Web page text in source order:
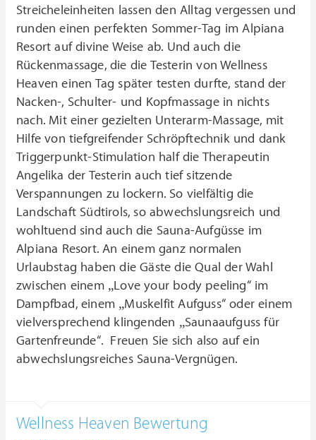
Streicheleinheiten lassen den Alltag vergessen und
runden einen perfekten Sommer-Tag im Alpiana
Resort auf divine Weise ab. Und auch die
Rückenmassage, die die Testerin von Wellness
Heaven einen Tag später testen durfte, stand der
Nacken-, Schulter- und Kopfmassage in nichts
nach. Mit einer gezielten Unterarm-Massage, mit
Hilfe von tiefgreifender Schröpftechnik und dank
Triggerpunkt-Stimulation half die Therapeutin
Angelika der Testerin auch tief sitzende
Verspannungen zu lockern. So vielfältig die
Landschaft Südtirols, so abwechslungsreich und
wohltuend sind auch die Sauna-Aufgüsse im
Alpiana Resort. An einem ganz normalen
Urlaubstag haben die Gäste die Qual der Wahl
zwischen einem „Love your body peeling“ im
Dampfbad, einem „Muskelfit Aufguss“ oder einem
vielversprechend klingenden „Saunaaufguss für
Gartenfreunde“. Freuen Sie sich also auf ein
abwechslungsreiches Sauna-Vergnügen.
Wellness Heaven Bewertung